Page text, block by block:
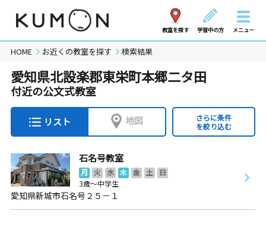
教室を探す 学習中の方 メニュー
HOME お近くの教室を探す 検索結果
愛知県北設楽郡東栄町本郷二タ田
付近の公文式教室
リスト 地図
さらに条件
を絞り込む
石名号教室
月 火 水 木 金 土
日
3歳～中学生
愛知県新城市石名号２５－１